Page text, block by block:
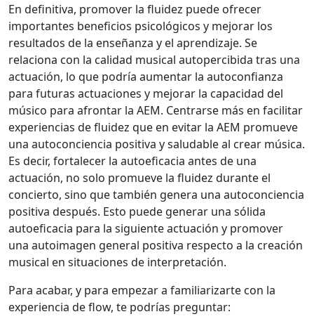
En definitiva, promover la fluidez puede ofrecer
importantes beneficios psicológicos y mejorar los
resultados de la enseñanza y el aprendizaje. Se
relaciona con la calidad musical autopercibida tras una
actuación, lo que podría aumentar la autoconfianza
para futuras actuaciones y mejorar la capacidad del
músico para afrontar la AEM. Centrarse más en facilitar
experiencias de fluidez que en evitar la AEM promueve
una autoconciencia positiva y saludable al crear música.
Es decir, fortalecer la autoeficacia antes de una
actuación, no solo promueve la fluidez durante el
concierto, sino que también genera una autoconciencia
positiva después. Esto puede generar una sólida
autoeficacia para la siguiente actuación y promover
una autoimagen general positiva respecto a la creación
musical en situaciones de interpretación.
Para acabar, y para empezar a familiarizarte con la
experiencia de flow, te podrías preguntar: